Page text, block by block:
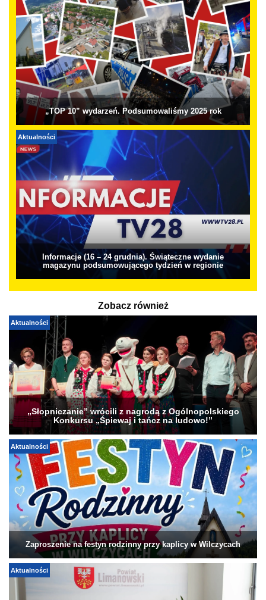
„TOP 10” wydarzeń. Podsumowaliśmy 2025 rok
Aktualności
Informacje (16 – 24 grudnia). Świąteczne wydanie
magazynu podsumowującego tydzień w regionie
Zobacz również
Aktualności
„Słopniczanie” wrócili z nagrodą z Ogólnopolskiego
Konkursu „Śpiewaj i tańcz na ludowo!”
Aktualności
Zaproszenie na festyn rodzinny przy kaplicy w Wilczycach
Aktualności